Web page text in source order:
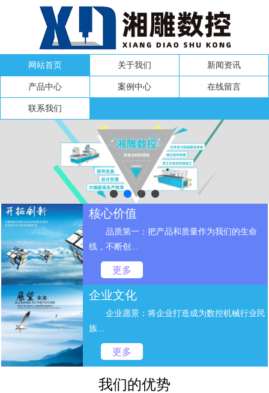
网站首页 关于我们 新闻资讯
产品中心 案例中心 在线留言
联系我们
核心价值
品质第一：把产品和质量作为我们的生命
线，不断创...
更多
企业文化
企业愿景：将企业打造成为数控机械行业民
族...
更多
我们的优势